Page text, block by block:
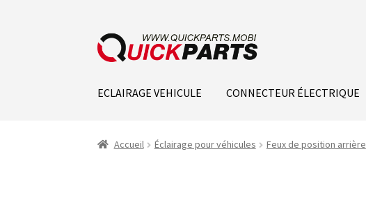
ECLAIRAGE VEHICULE CONNECTEUR ÉLECTRIQUE
Accueil Éclairage pour véhicules Feux de position arrière